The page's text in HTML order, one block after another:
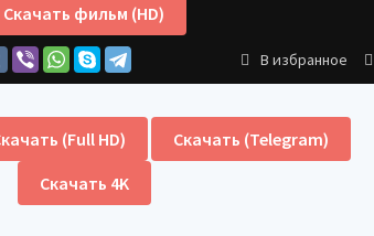
Скачать фильм (HD)
В избранное
(Full HD)
Скачать (Telegram)
Скачать 4K